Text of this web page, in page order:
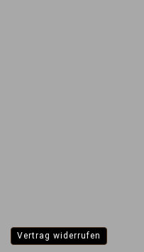
Vertrag widerrufen